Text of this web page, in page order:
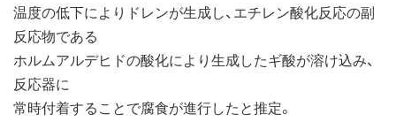
温度の低下によりドレンが生成し、エチレン酸化反応の副
反応物である
ホルムアルデヒドの酸化により生成したギ酸が溶け込み、
反応器に
常時付着することで腐食が進行したと推定。